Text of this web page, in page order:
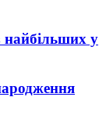
найбільших у